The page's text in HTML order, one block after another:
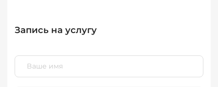
Запись на услугу